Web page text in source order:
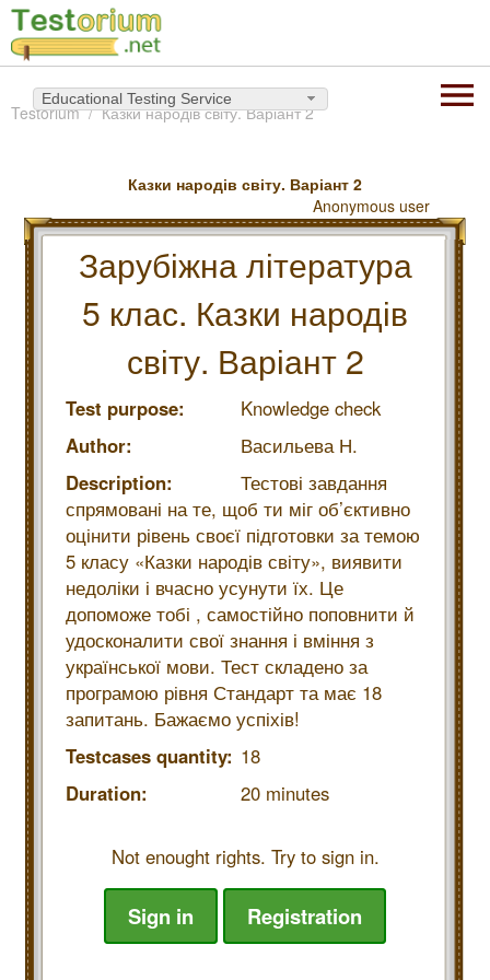
Educational Testing Service
Testorium Казки народів світу. Варіант 2
Казки народів світу. Варіант 2
Anonymous user
Зарубіжна література
5 клас. Казки народів
світу. Варіант 2
Test purpose:
Knowledge check
Author:
Васильева Н.
Description:
Тестові завдання
спрямовані на те, щоб ти міг об’єктивно
оцінити рівень своєї підготовки за темою
5 класу «Казки народів світу», виявити
недоліки і вчасно усунути їх. Це
допоможе тобі , самостійно поповнити й
удосконалити свої знання і вміння з
української мови. Тест складено за
програмою рівня Стандарт та має 18
запитань. Бажаємо успіхів!
Testcases quantity: 18
Duration:
20 minutes
Not enought rights. Try to sign in.
Sign in Registration